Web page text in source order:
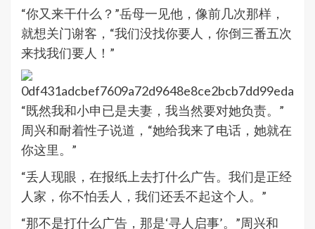
“你又来干什么？”岳母一见他，像前几次那样，
就想关门谢客，“我们没找你要人，你倒三番五次
来找我们要人！”
“既然我和小申已是夫妻，我当然要对她负责。”
周兴和耐着性子说道，“她给我来了电话，她就在
你这里。”
“丢人现眼，在报纸上去打什么广告。我们是正经
人家，你不怕丢人，我们还丢不起这个人。”
“那不是打什么广告，那是‘寻人启事’。”周兴和